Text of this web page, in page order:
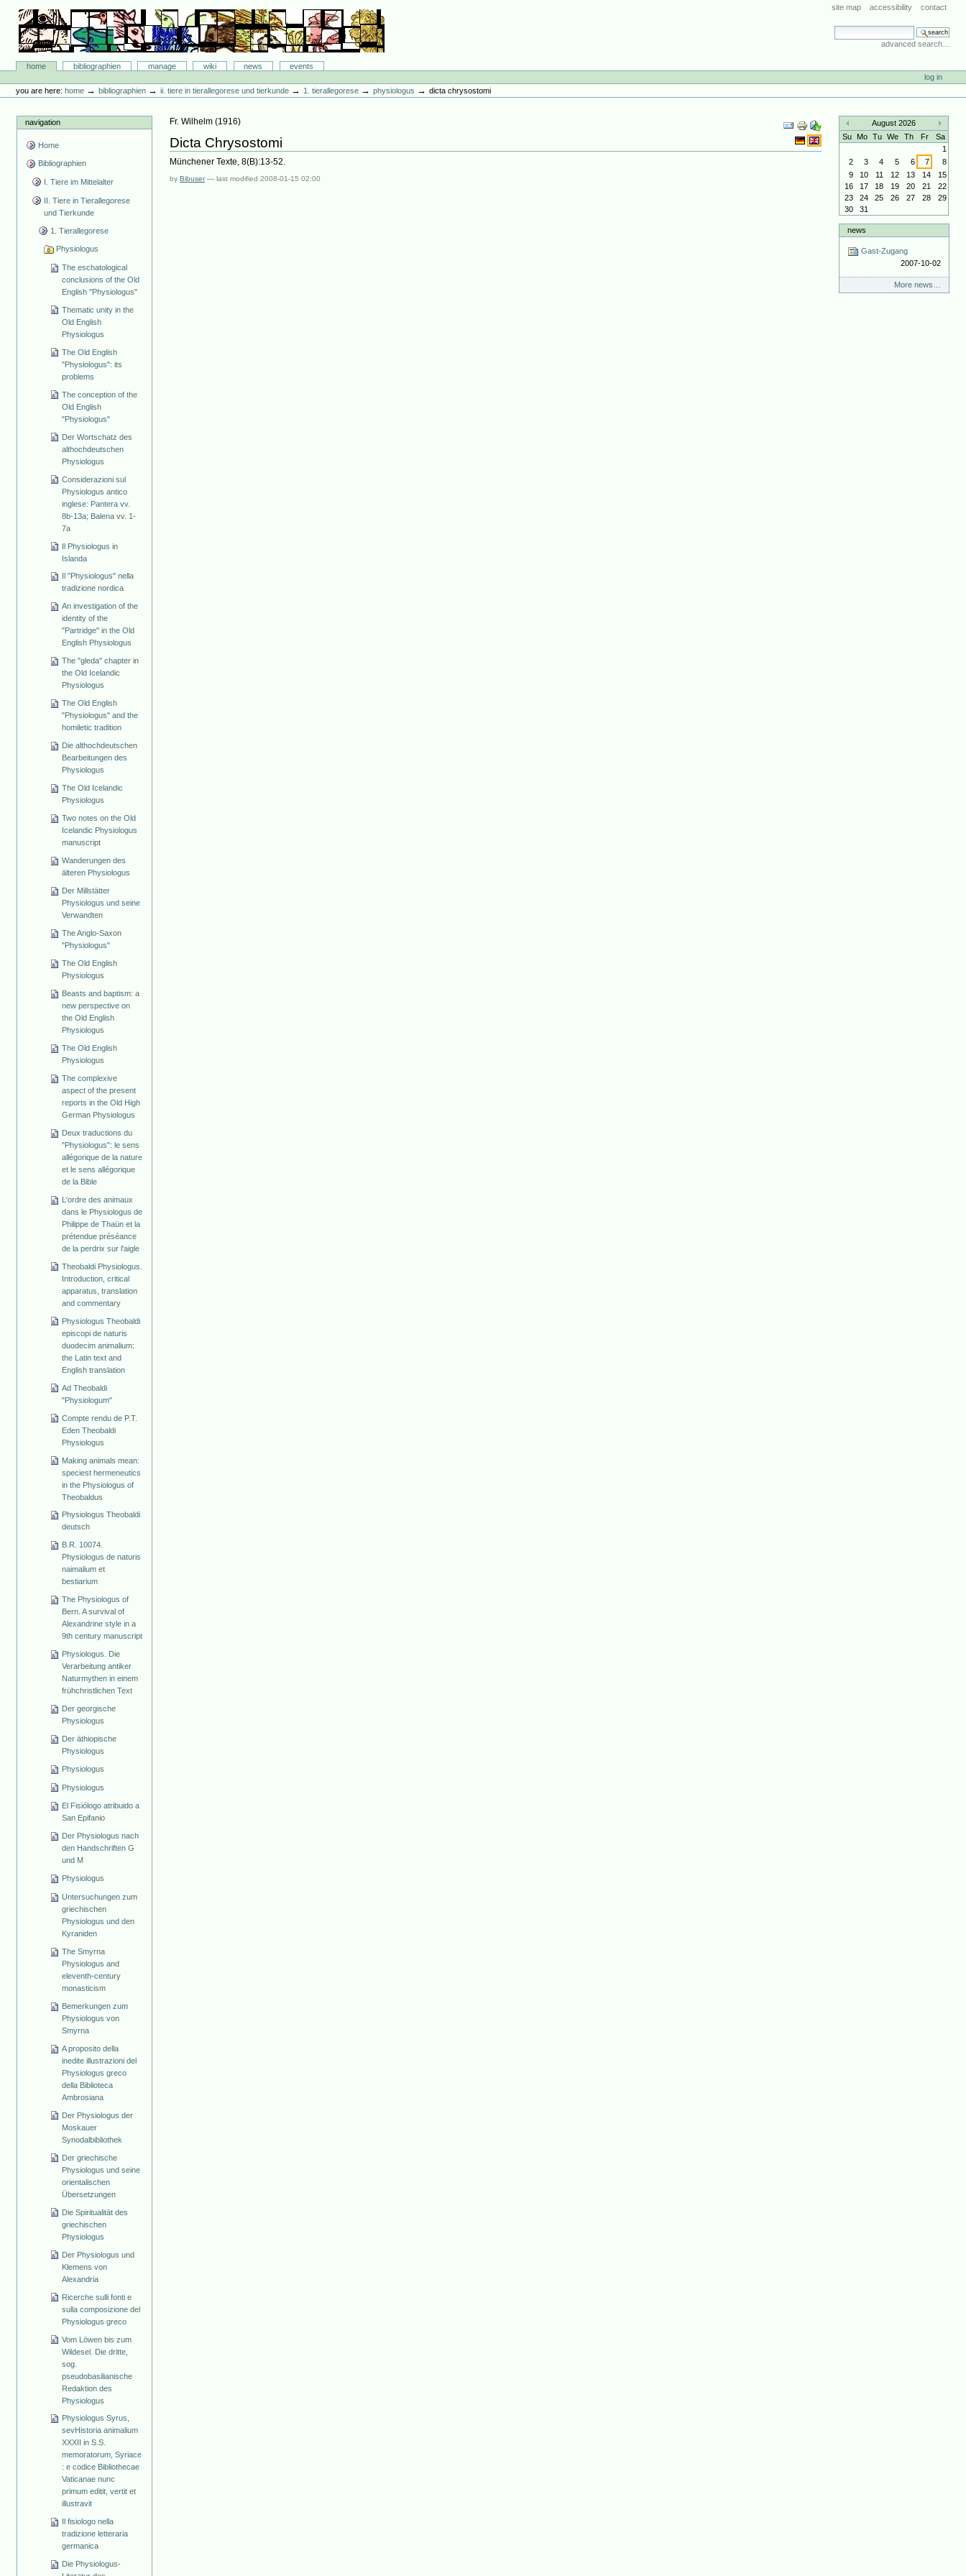
content.
navigation
site map accessibility contact
search site
advanced search…
Bibliographie-Portal
Sectionshome bibliographien manage wiki news
events
tools
log in
you are here: home →bibliographien →ii. tiere in tierallegorese und tierkunde →1. tierallegorese →physiologus →dicta chrysostomi
navigation
Home
Bibliographien
I. Tiere im Mittelalter
II. Tiere in Tierallegorese
und Tierkunde
1. Tierallegorese
Physiologus
The eschatological
conclusions of the Old
English "Physiologus"
Thematic unity in the
Old English
Physiologus
The Old English
"Physiologus": its
problems
The conception of the
Old English
"Physiologus"
Der Wortschatz des
althochdeutschen
Physiologus
Considerazioni sul
Physiologus antico
inglese: Pantera vv.
8b-13a; Balena vv. 1-
7a
Il Physiologus in
Islanda
Il "Physiologus" nella
tradizione nordica
An investigation of the
identity of the
"Partridge" in the Old
English Physiologus
The "gleda" chapter in
the Old Icelandic
Physiologus
The Old English
"Physiologus" and the
homiletic tradition
Die althochdeutschen
Bearbeitungen des
Physiologus
The Old Icelandic
Physiologus
Two notes on the Old
Icelandic Physiologus
manuscript
Wanderungen des
älteren Physiologus
Der Millstätter
Physiologus und seine
Verwandten
The Anglo-Saxon
"Physiologus"
The Old English
Physiologus
Beasts and baptism: a
new perspective on
the Old English
Physiologus
The Old English
Physiologus
The complexive
aspect of the present
reports in the Old High
German Physiologus
Deux traductions du
"Physiologus": le sens
allégorique de la nature
et le sens allégorique
de la Bible
L'ordre des animaux
dans le Physiologus de
Philippe de Thaün et la
prétendue préséance
de la perdrix sur l'aigle
Theobaldi Physiologus.
Introduction, critical
apparatus, translation
and commentary
Physiologus Theobaldi
episcopi de naturis
duodecim animalium:
the Latin text and
English translation
Ad Theobaldi
"Physiologum"
Compte rendu de P.T.
Eden Theobaldi
Physiologus
Making animals mean:
speciest hermeneutics
in the Physiologus of
Theobaldus
Physiologus Theobaldi
deutsch
B.R. 10074.
Physiologus de naturis
naimalium et
bestiarium
The Physiologus of
Bern. A survival of
Alexandrine style in a
9th century manuscript
Physiologus. Die
Verarbeitung antiker
Naturmythen in einem
frühchristlichen Text
Der georgische
Physiologus
Der äthiopische
Physiologus
Physiologus
Physiologus
El Fisiólogo atribuido a
San Epifanio
Der Physiologus nach
den Handschriften G
und M
Physiologus
Untersuchungen zum
griechischen
Physiologus und den
Kyraniden
The Smyrna
Physiologus and
eleventh-century
monasticism
Bemerkungen zum
Physiologus von
Smyrna
A proposito della
inedite illustrazioni del
Physiologus greco
della Biblioteca
Ambrosiana
Der Physiologus der
Moskauer
Synodalbibliothek
Der griechische
Physiologus und seine
orientalischen
Übersetzungen
Die Spiritualität des
griechischen
Physiologus
Der Physiologus und
Klemens von
Alexandria
Ricerche sulli fonti e
sulla composizione del
Physiologus greco
Vom Löwen bis zum
Wildesel. Die dritte,
sog.
pseudobasilianische
Redaktion des
Physiologus
Physiologus Syrus,
sevHistoria animalium
XXXII in S.S.
memoratorum, Syriace
: e codice Bibliothecae
Vaticanae nunc
primum editit, vertit et
illustravit
Il fisiologo nella
tradizione letteraria
germanica
Die Physiologus-
Document
Actions
Fr. Wilhelm (1916)
Dicta Chrysostomi
Münchener Texte, 8(B):13-52.
byBibuser —last modified2008-01-15 02:00
«
August 2026
»
Su Mo Tu We Th Fr
Sa
1
2
3 4 5 6 7
8
9
10 11 12 13 14
15
16
17 18 19 20 21
22
23
24 25 26 27 28
29
30
31
news
Gast-Zugang
2007-10-02
More news…